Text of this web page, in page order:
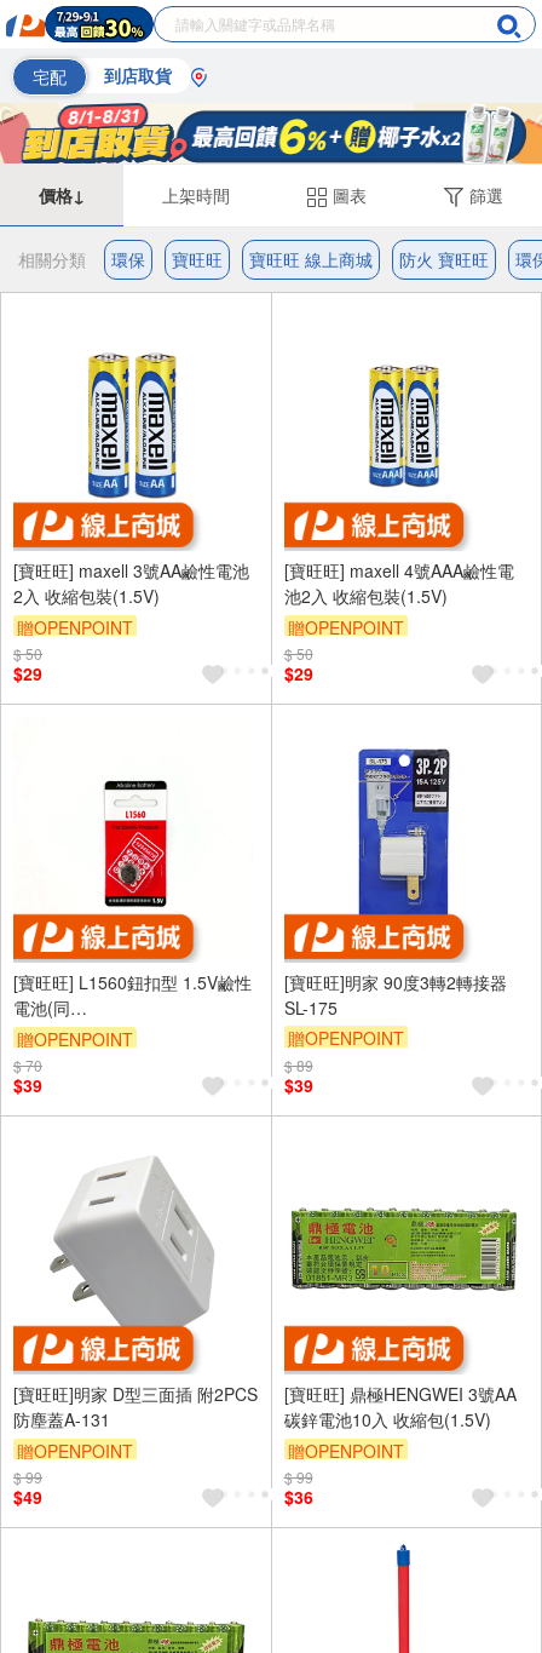
宅配 到店取貨
價格↓ 上架時間 圖表 篩選
相關分類 環保 寶旺旺 寶旺旺 線上商城 防火 寶旺旺 環
[寶旺旺] maxell 3號AA鹼性電池
2入 收縮包裝(1.5V)
贈OPENPOINT
$ 50
$29
[寶旺旺] maxell 4號AAA鹼性電
池2入 收縮包裝(1.5V)
贈OPENPOINT
$ 50
$29
[寶旺旺] L1560鈕扣型 1.5V鹼性
電池(同
PX625A/V625U/MR9/LR9)
贈OPENPOINT
$ 70
$39
[寶旺旺]明家 90度3轉2轉接器
SL-175
贈OPENPOINT
$ 89
$39
[寶旺旺]明家 D型三面插 附2PCS
防塵蓋A-131
贈OPENPOINT
$ 99
$49
[寶旺旺] 鼎極HENGWEI 3號AA
碳鋅電池10入 收縮包(1.5V)
贈OPENPOINT
$ 99
$36